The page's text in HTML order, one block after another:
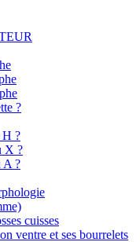
?
H ?
X ?
A ?
cuisses
ventre et ses bourrelets